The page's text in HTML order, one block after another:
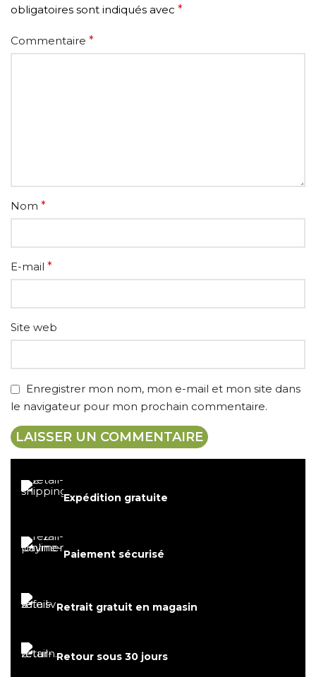
obligatoires sont indiqués avec *
Commentaire *
Nom *
E-mail *
Site web
Enregistrer mon nom, mon e-mail et mon site dans
le navigateur pour mon prochain commentaire.
Expédition gratuite
Paiement sécurisé
Retrait gratuit en magasin
Retour sous 30 jours